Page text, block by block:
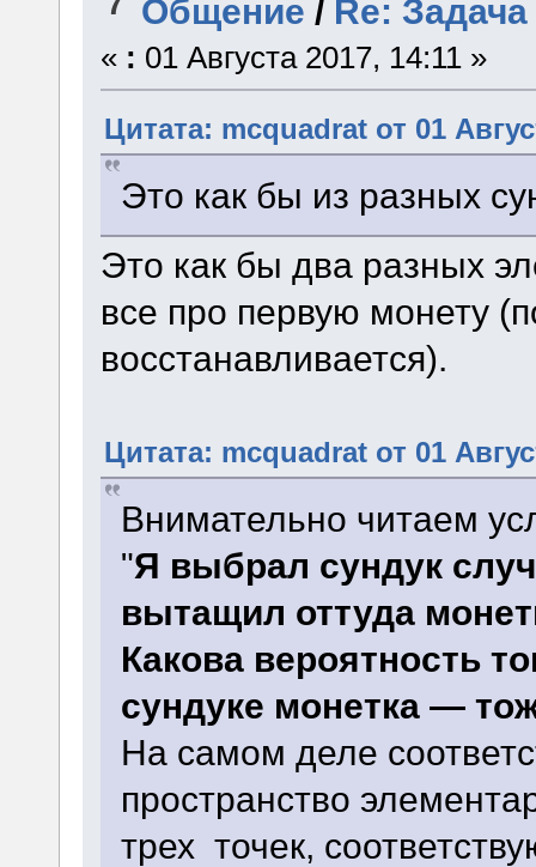
Общение / Re:
« : 01 Августа 2017, 14:11 »
Цитата: mcquadrat от 01
Это как бы из разных
Это как бы два разных
все про первую монету
восстанавливается).
Цитата: mcquadrat от 01
Внимательно читаем
"Я выбрал сундук
вытащил оттуда
Какова вероятность
сундуке монетка —
На самом деле
пространство
трех точек,